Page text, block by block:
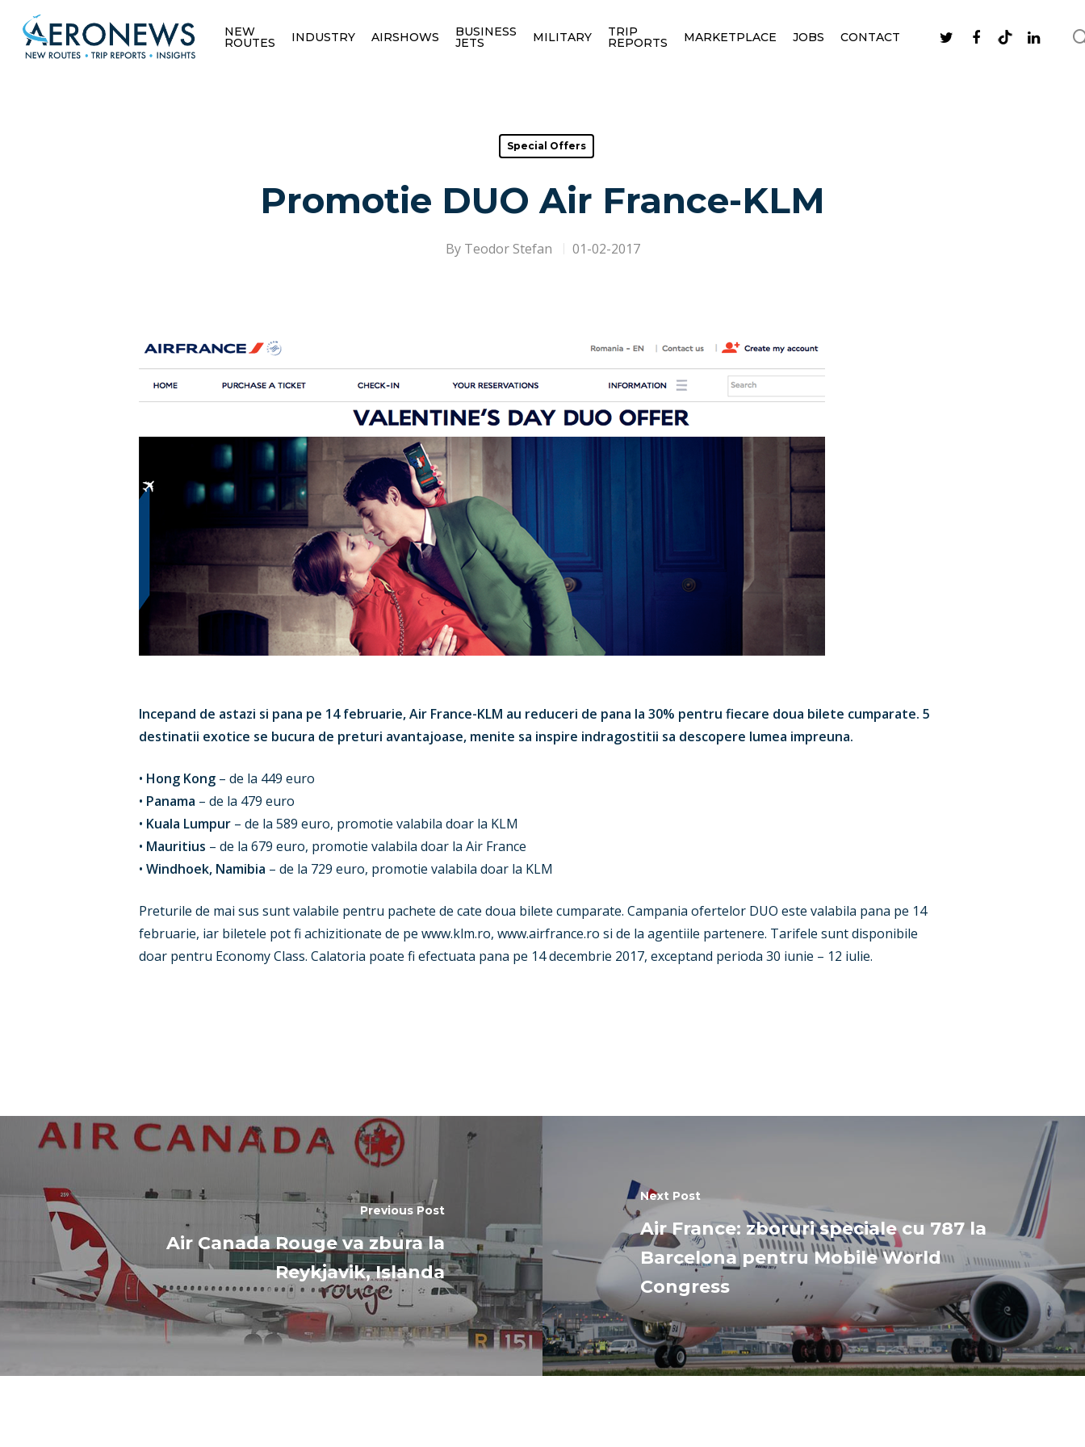
NEW
ROUTES INDUSTRY AIRSHOWS BUSINESS
JETS MILITARY TRIP
REPORTS MARKETPLACE JOBS CONTACT
Special Offers
Promotie DUO Air France-KLM
By Teodor Stefan 01-02-2017
Incepand de astazi si pana pe 14 februarie, Air France-KLM au reduceri de pana la 30% pentru fiecare doua bilete cumparate. 5
destinatii exotice se bucura de preturi avantajoase, menite sa inspire indragostitii sa descopere lumea impreuna.
• Hong Kong – de la 449 euro
• Panama – de la 479 euro
• Kuala Lumpur – de la 589 euro, promotie valabila doar la KLM
• Mauritius – de la 679 euro, promotie valabila doar la Air France
• Windhoek, Namibia – de la 729 euro, promotie valabila doar la KLM
Preturile de mai sus sunt valabile pentru pachete de cate doua bilete cumparate. Campania ofertelor DUO este valabila pana pe 14
februarie, iar biletele pot fi achizitionate de pe www.klm.ro, www.airfrance.ro si de la agentiile partenere. Tarifele sunt disponibile
doar pentru Economy Class. Calatoria poate fi efectuata pana pe 14 decembrie 2017, exceptand perioda 30 iunie – 12 iulie.
Previous Post
Air Canada Rouge va zbura la
Reykjavik, Islanda
Next Post
Air France: zboruri speciale cu 787 la
Barcelona pentru Mobile World
Congress